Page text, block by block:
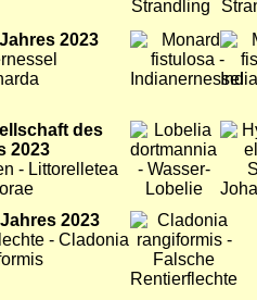
2023
Bild Bild
des
2023
- Littorelletea
Bild Bild
2023
- Cladonia
Bild Bild